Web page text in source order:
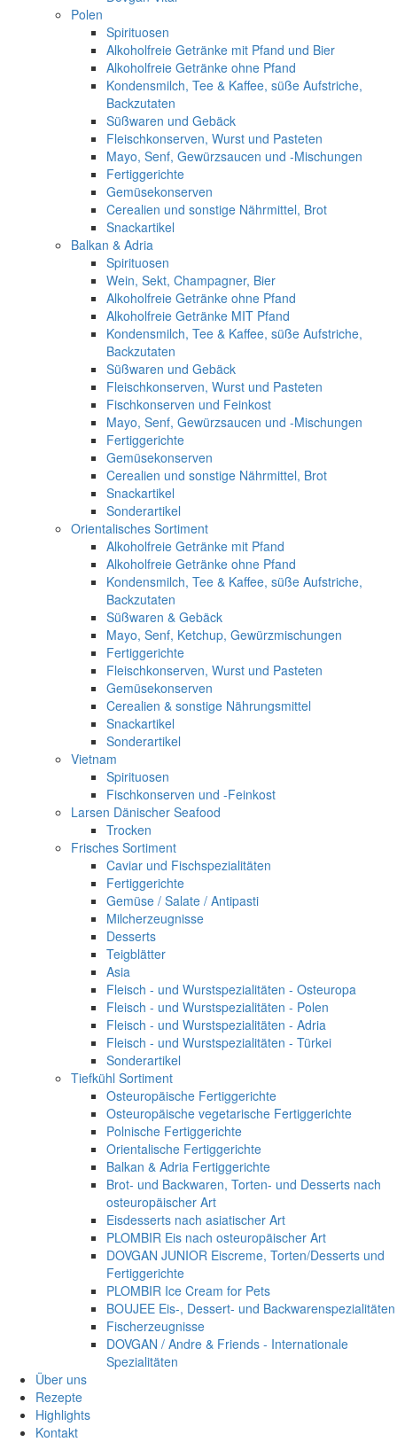
Polen
Spirituosen
Alkoholfreie Getränke mit Pfand und Bier
Alkoholfreie Getränke ohne Pfand
Kondensmilch, Tee & Kaffee, süße Aufstriche,
Backzutaten
Süßwaren und Gebäck
Fleischkonserven, Wurst und Pasteten
Mayo, Senf, Gewürzsaucen und -Mischungen
Fertiggerichte
Gemüsekonserven
Cerealien und sonstige Nährmittel, Brot
Snackartikel
Balkan & Adria
Spirituosen
Wein, Sekt, Champagner, Bier
Alkoholfreie Getränke ohne Pfand
Alkoholfreie Getränke MIT Pfand
Kondensmilch, Tee & Kaffee, süße Aufstriche,
Backzutaten
Süßwaren und Gebäck
Fleischkonserven, Wurst und Pasteten
Fischkonserven und Feinkost
Mayo, Senf, Gewürzsaucen und -Mischungen
Fertiggerichte
Gemüsekonserven
Cerealien und sonstige Nährmittel, Brot
Snackartikel
Sonderartikel
Orientalisches Sortiment
Alkoholfreie Getränke mit Pfand
Alkoholfreie Getränke ohne Pfand
Kondensmilch, Tee & Kaffee, süße Aufstriche,
Backzutaten
Süßwaren & Gebäck
Mayo, Senf, Ketchup, Gewürzmischungen
Fertiggerichte
Fleischkonserven, Wurst und Pasteten
Gemüsekonserven
Cerealien & sonstige Nährungsmittel
Snackartikel
Sonderartikel
Vietnam
Spirituosen
Fischkonserven und -Feinkost
Larsen Dänischer Seafood
Trocken
Frisches Sortiment
Caviar und Fischspezialitäten
Fertiggerichte
Gemüse / Salate / Antipasti
Milcherzeugnisse
Desserts
Teigblätter
Asia
Fleisch - und Wurstspezialitäten - Osteuropa
Fleisch - und Wurstspezialitäten - Polen
Fleisch - und Wurstspezialitäten - Adria
Fleisch - und Wurstspezialitäten - Türkei
Sonderartikel
Tiefkühl Sortiment
Osteuropäische Fertiggerichte
Osteuropäische vegetarische Fertiggerichte
Polnische Fertiggerichte
Orientalische Fertiggerichte
Balkan & Adria Fertiggerichte
Brot- und Backwaren, Torten- und Desserts nach
osteuropäischer Art
Eisdesserts nach asiatischer Art
PLOMBIR Eis nach osteuropäischer Art
DOVGAN JUNIOR Eiscreme, Torten/Desserts und
Fertiggerichte
PLOMBIR Ice Cream for Pets
BOUJEE Eis-, Dessert- und Backwarenspezialitäten
Fischerzeugnisse
DOVGAN / Andre & Friends - Internationale
Spezialitäten
Über uns
Rezepte
Highlights
Kontakt